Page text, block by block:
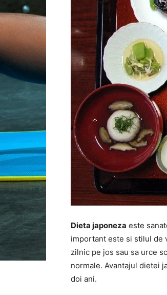
Dieta japoneza este
important este si stilul de
zilnic pe jos sau sa urce
normale. Avantajul dietei
doi ani.